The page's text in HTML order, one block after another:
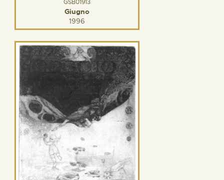
GSB01913
Giugno
1996